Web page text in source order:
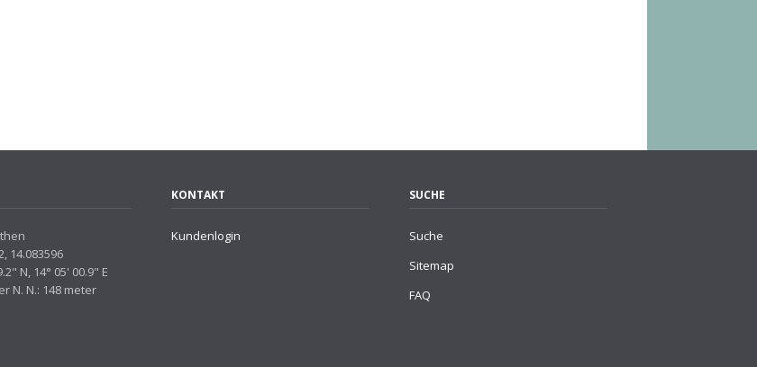
14.083596
N, 14° 05' 00.9" E
N. N.: 148 meter
KONTAKT
Kundenlogin
SUCHE
Suche
Sitemap
FAQ